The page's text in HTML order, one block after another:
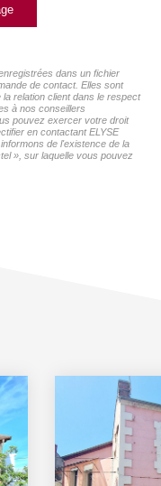
dans un fichier
de contact. Elles sont
relation client dans le respect
à nos conseillers
pouvez exercer votre droit
en contactant ELYSE
de l'existence de la
», sur laquelle vous pouvez